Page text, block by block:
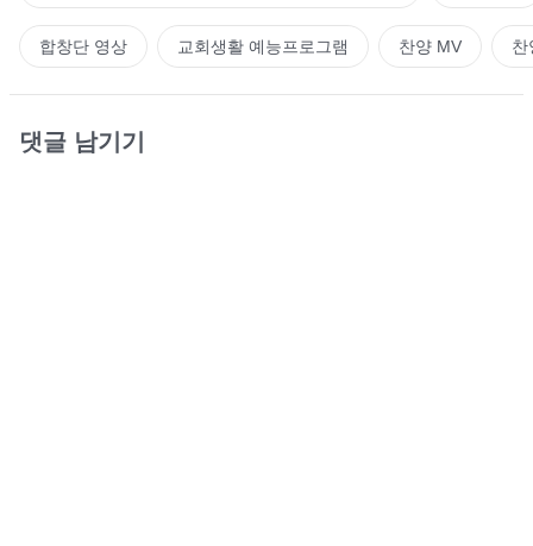
합창단 영상 교회생활 예능프로그램 찬양 MV 찬
댓글 남기기